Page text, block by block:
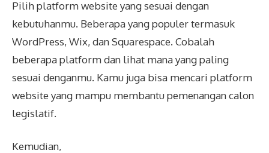
Pilih platform website yang sesuai dengan
kebutuhanmu. Beberapa yang populer termasuk
WordPress, Wix, dan Squarespace. Cobalah
beberapa platform dan lihat mana yang paling
sesuai denganmu. Kamu juga bisa mencari platform
website yang mampu membantu pemenangan calon
legislatif.
Kemudian,